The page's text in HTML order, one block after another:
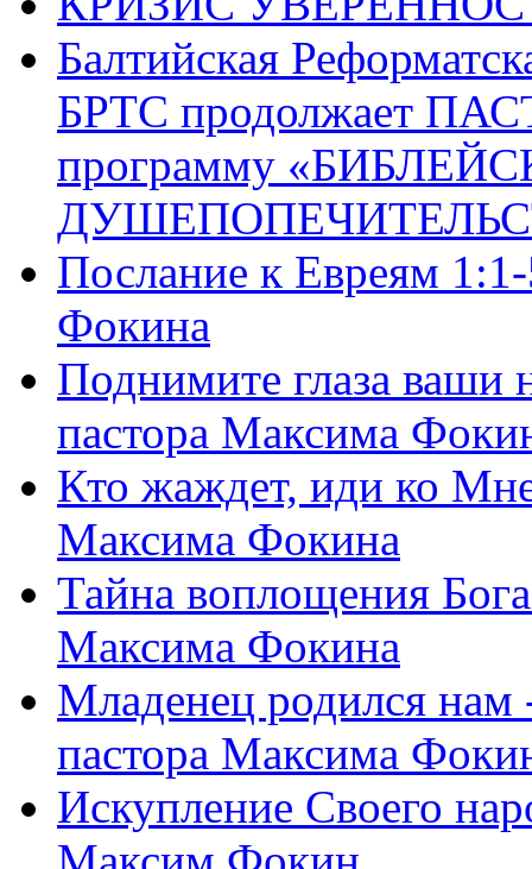
Балтийская
БРТС продолжает
программу
Послание к Евреям
Фокина
Поднимите глаза ваши
пастора Максима
Кто жаждет, иди ко
Максима Фокина
Тайна воплощения
Максима Фокина
Младенец родился
пастора Максима
Искупление Своего